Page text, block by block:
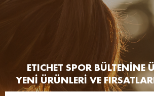
ETICHET SPOR BÜLTENİNE
YENİ ÜRÜNLERİ VE